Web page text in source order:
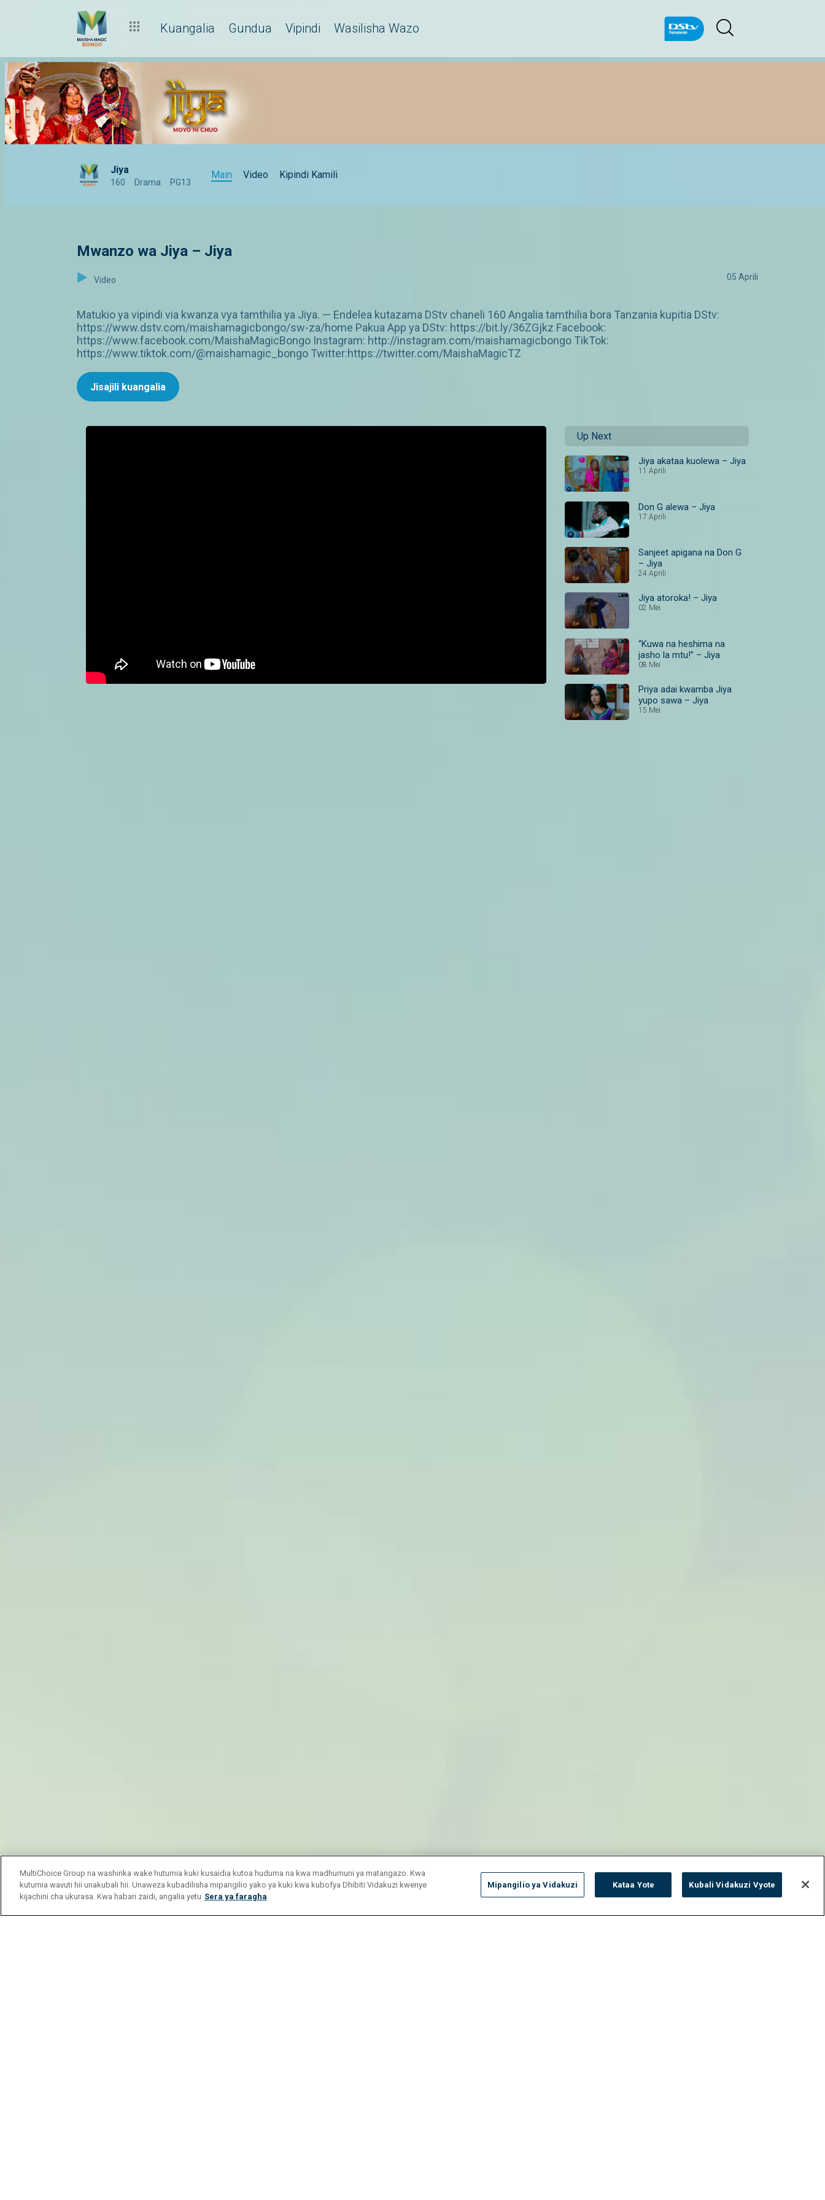
Kuangalia Gundua Vipindi Wasilisha Wazo
Jiya
160 Drama PG13
Main Video Kipindi Kamili
Mwanzo wa Jiya – Jiya
Video 05 Aprili
Matukio ya vipindi via kwanza vya tamthilia ya Jiya. — Endelea kutazama DStv chaneli 160 Angalia tamthilia bora Tanzania kupitia DStv:
https://www.dstv.com/maishamagicbongo/sw-za/home Pakua App ya DStv: https://bit.ly/36ZGjkz Facebook:
https://www.facebook.com/MaishaMagicBongo Instagram: http://instagram.com/maishamagicbongo TikTok:
https://www.tiktok.com/@maishamagic_bongo Twitter:https://twitter.com/MaishaMagicTZ
Jisajili kuangalia
Up Next
Jiya akataa kuolewa – Jiya
11 Aprili
Don G alewa – Jiya
17 Aprili
Sanjeet apigana na Don G
– Jiya
24 Aprili
Jiya atoroka! – Jiya
02 Mei
“Kuwa na heshima na
jasho la mtu!” – Jiya
08 Mei
Priya adai kwamba Jiya
yupo sawa – Jiya
15 Mei
MultiChoice Group na washirika wake hutumia kuki kusaidia kutoa huduma na kwa madhumuni ya matangazo. Kwa
kutumia wavuti hii unakubali hii. Unaweza kubadilisha mipangilio yako ya kuki kwa kubofya Dhibiti Vidakuzi kwenye
kijachini cha ukurasa. Kwa habari zaidi, angalia yetu Sera ya faragha
Mipangilio ya Vidakuzi Kataa Yote Kubali Vidakuzi Vyote